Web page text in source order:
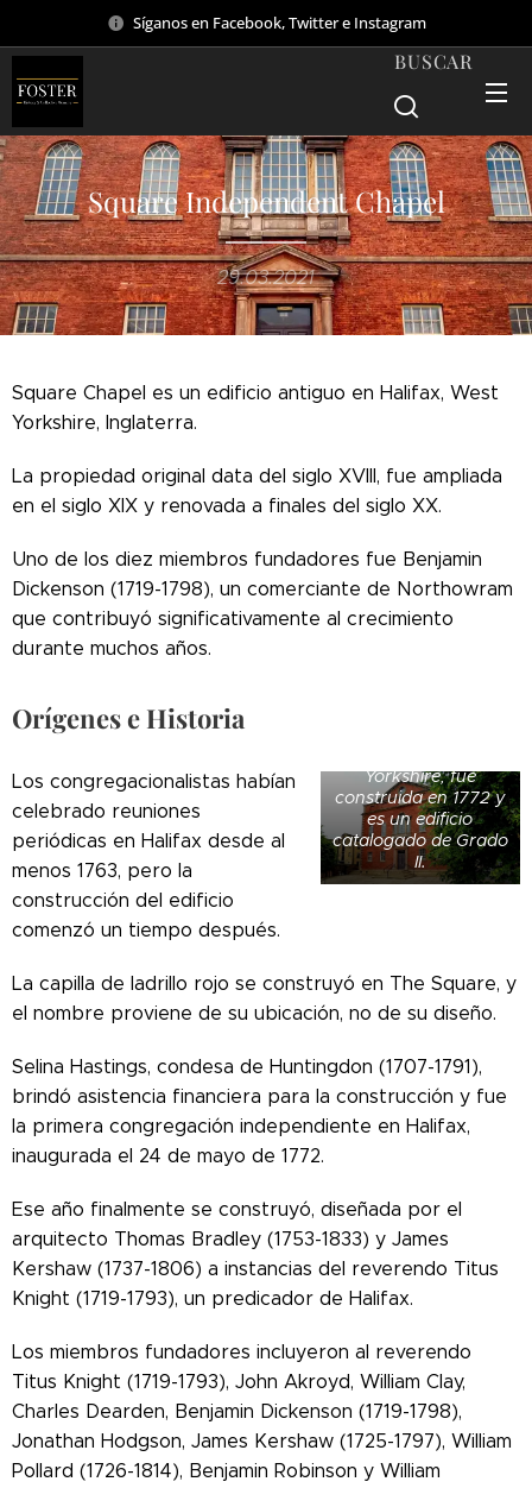
Síganos en Facebook, Twitter e Instagram
BUSCAR
Square Independent Chapel
29.03.2021
Square Chapel es un edificio antiguo en Halifax, West
Yorkshire, Inglaterra.
La propiedad original data del siglo XVIII, fue ampliada
en el siglo XIX y renovada a finales del siglo XX.
Uno de los diez miembros fundadores fue Benjamin
Dickenson (1719-1798), un comerciante de Northowram
que contribuyó significativamente al crecimiento
durante muchos años.
Orígenes e Historia
Yorkshire, fue
construida en 1772 y
es un edificio
catalogado de Grado
II.
Los congregacionalistas habían
celebrado reuniones
periódicas en Halifax desde al
menos 1763, pero la
construcción del edificio
comenzó un tiempo después.
La capilla de ladrillo rojo se construyó en The Square, y
el nombre proviene de su ubicación, no de su diseño.
Selina Hastings, condesa de Huntingdon (1707-1791),
brindó asistencia financiera para la construcción y fue
la primera congregación independiente en Halifax,
inaugurada el 24 de mayo de 1772.
Ese año finalmente se construyó, diseñada por el
arquitecto Thomas Bradley (1753-1833) y James
Kershaw (1737-1806) a instancias del reverendo Titus
Knight (1719-1793), un predicador de Halifax.
Los miembros fundadores incluyeron al reverendo
Titus Knight (1719-1793), John Akroyd, William Clay,
Charles Dearden, Benjamin Dickenson (1719-1798),
Jonathan Hodgson, James Kershaw (1725-1797), William
Pollard (1726-1814), Benjamin Robinson y William